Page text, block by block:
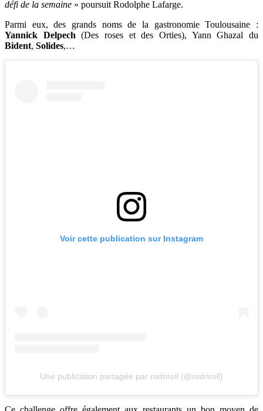
défi de la semaine » poursuit Rodolphe Lafarge.
Parmi eux, des grands noms de la gastronomie Toulousaine :
Yannick Delpech (Des roses et des Orties), Yann Ghazal du
Bident, Solides,…
Voir cette publication sur Instagram
Une publication partagée par rodnroll (@rodnroll)